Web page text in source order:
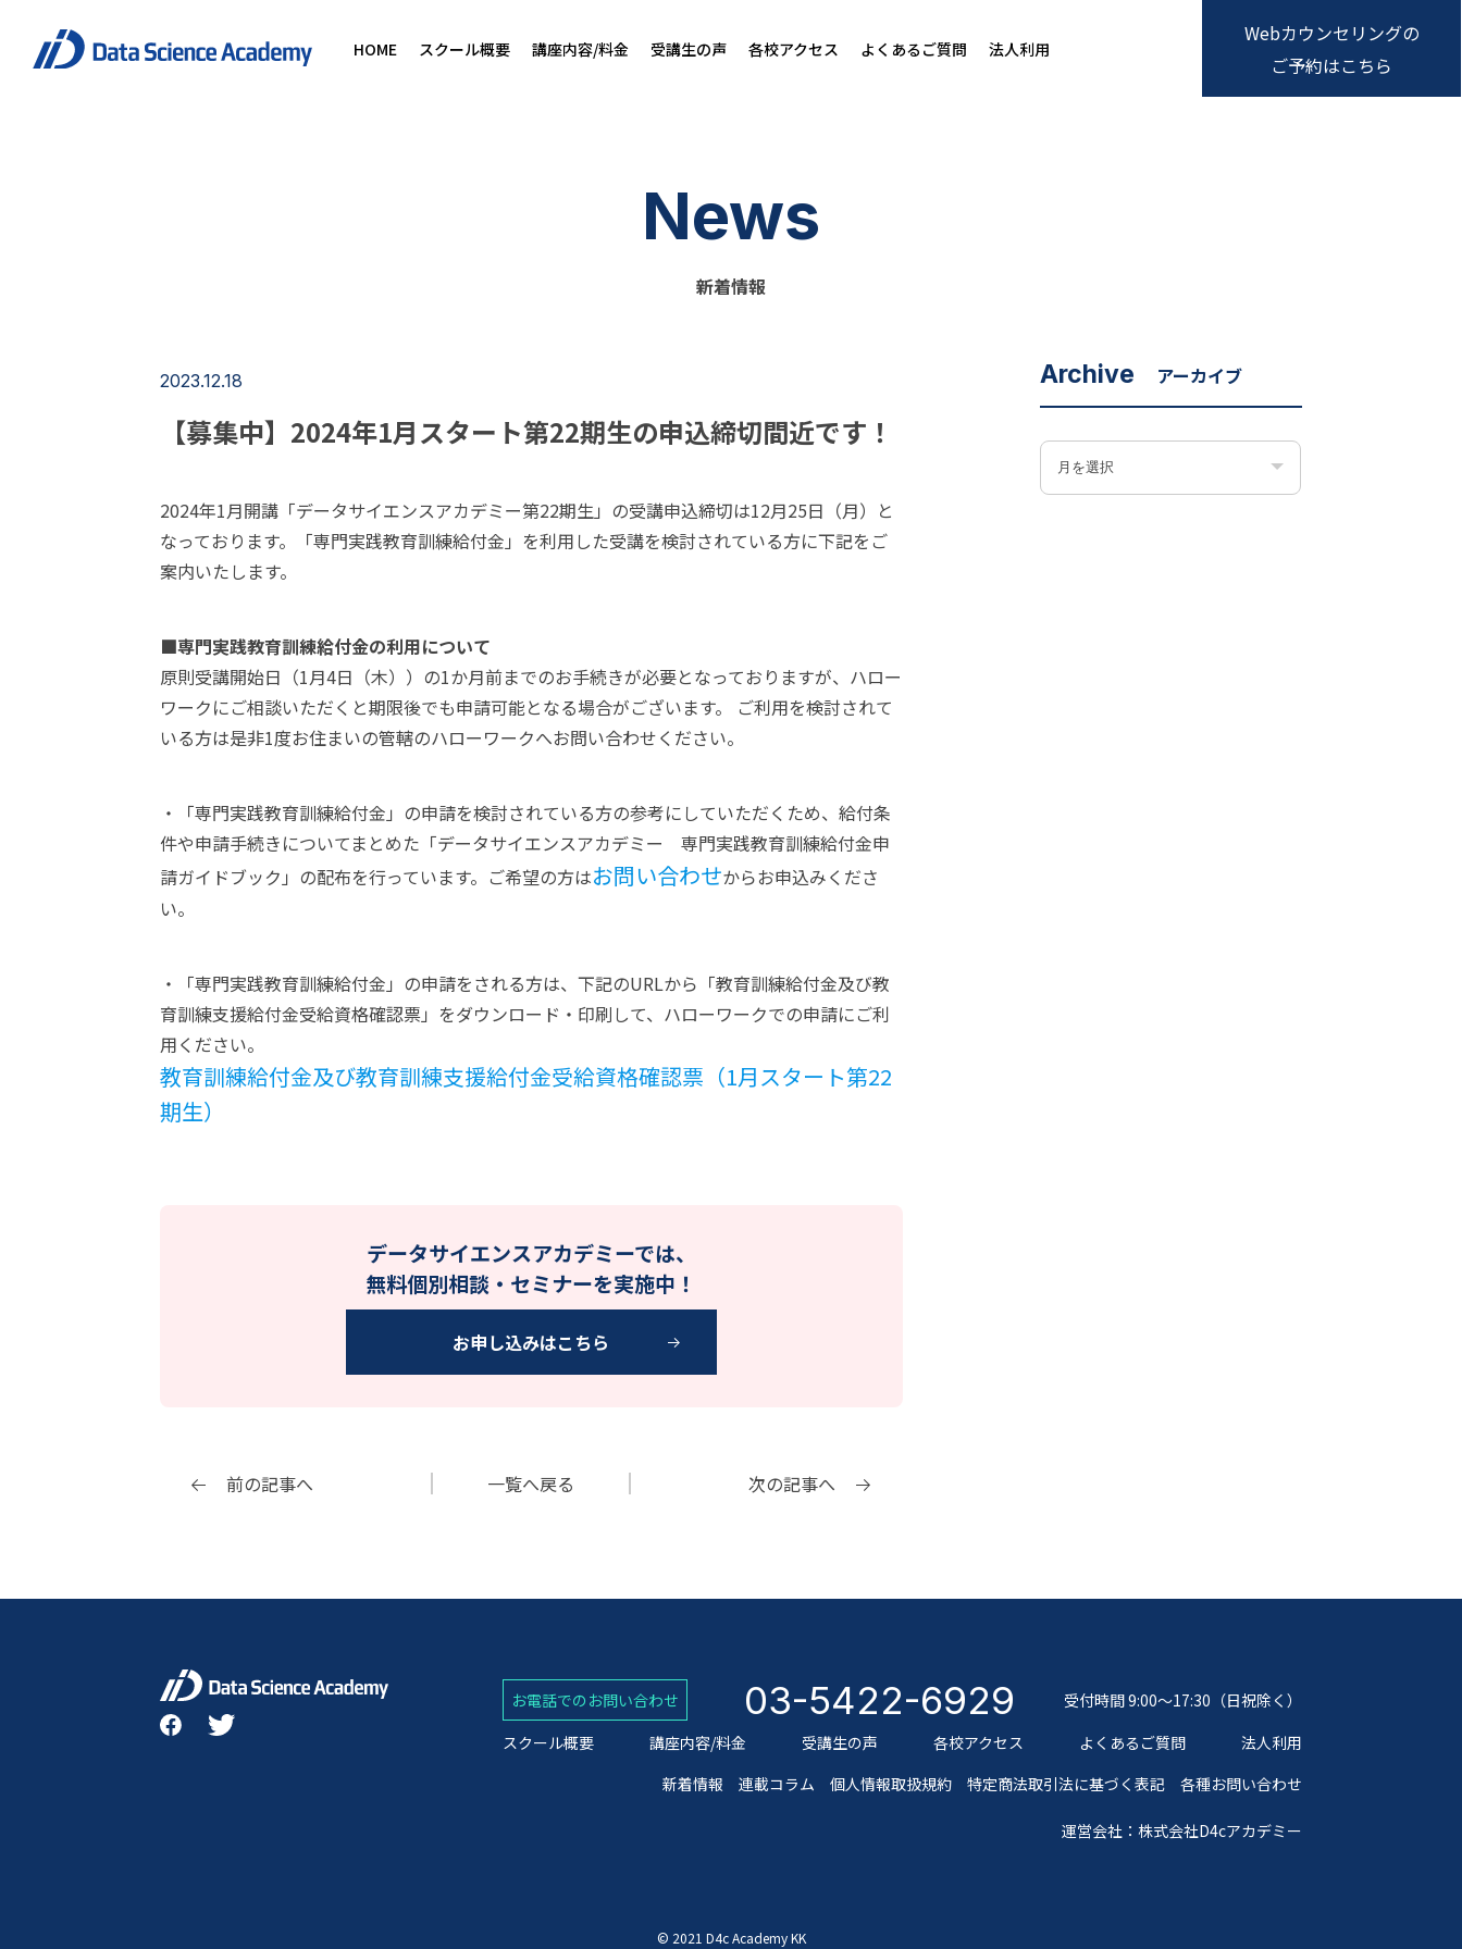
HOME スクール概要 講座内容/料金 受講生の声 各校アクセス よくあるご質問 法人利用
Webカウンセリングの
ご予約はこちら
News
新着情報
2023.12.18
【募集中】2024年1月スタート第22期生の申込締切間近です！
2024年1月開講「データサイエンスアカデミー第22期生」の受講申込締切は12月25日（月）と
なっております。「専門実践教育訓練給付金」を利用した受講を検討されている方に下記をご
案内いたします。
■専門実践教育訓練給付金の利用について
原則受講開始日（1月4日（木））の1か月前までのお手続きが必要となっておりますが、ハロー
ワークにご相談いただくと期限後でも申請可能となる場合がございます。 ご利用を検討されて
いる方は是非1度お住まいの管轄のハローワークへお問い合わせください。
・「専門実践教育訓練給付金」の申請を検討されている方の参考にしていただくため、給付条
件や申請手続きについてまとめた「データサイエンスアカデミー 専門実践教育訓練給付金申
請ガイドブック」の配布を行っています。ご希望の方はお問い合わせからお申込みくださ
い。
・「専門実践教育訓練給付金」の申請をされる方は、下記のURLから「教育訓練給付金及び教
育訓練支援給付金受給資格確認票」をダウンロード・印刷して、ハローワークでの申請にご利
用ください。
教育訓練給付金及び教育訓練支援給付金受給資格確認票（1月スタート第22
期生）
データサイエンスアカデミーでは、
無料個別相談・セミナーを実施中！
お申し込みはこちら
前の記事へ 一覧へ戻る 次の記事へ
Archive アーカイブ
お電話でのお問い合わせ 03-5422-6929
受付時間 9:00～17:30（日祝除く）
スクール概要
講座内容/料金 受講生の声 各校アクセス よくあるご質問
法人利用
新着情報
連載コラム 個人情報取扱規約 特定商法取引法に基づく表記 各種お問い合わせ
運営会社：株式会社D4cアカデミー
© 2021 D4c Academy KK